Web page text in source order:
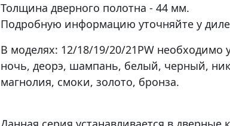
Толщина дверного полотна - 44 мм.
Подробную информацию уточняйте у
В моделях: 12/18/19/20/21PW необходимо
ночь, деорэ, шампань, белый, черный,
магнолия, смоки, золото, бронза.